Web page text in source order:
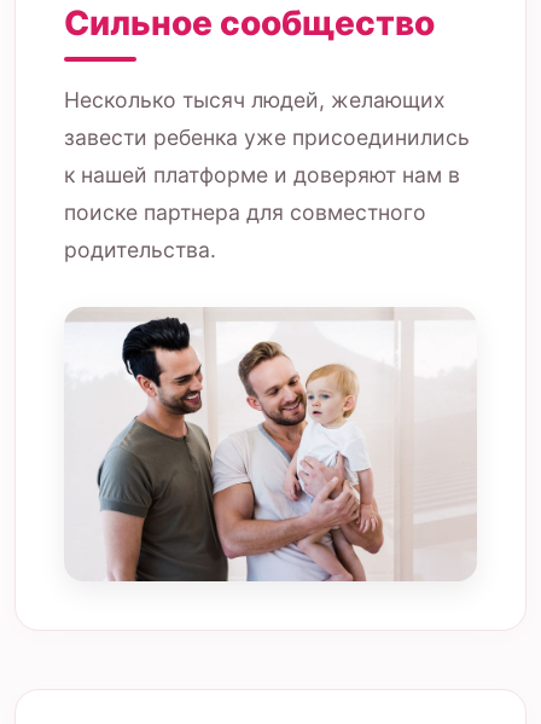
Сильное сообщество
Несколько тысяч людей, желающих
завести ребенка уже присоединились
к нашей платформе и доверяют нам в
поиске партнера для совместного
родительства.